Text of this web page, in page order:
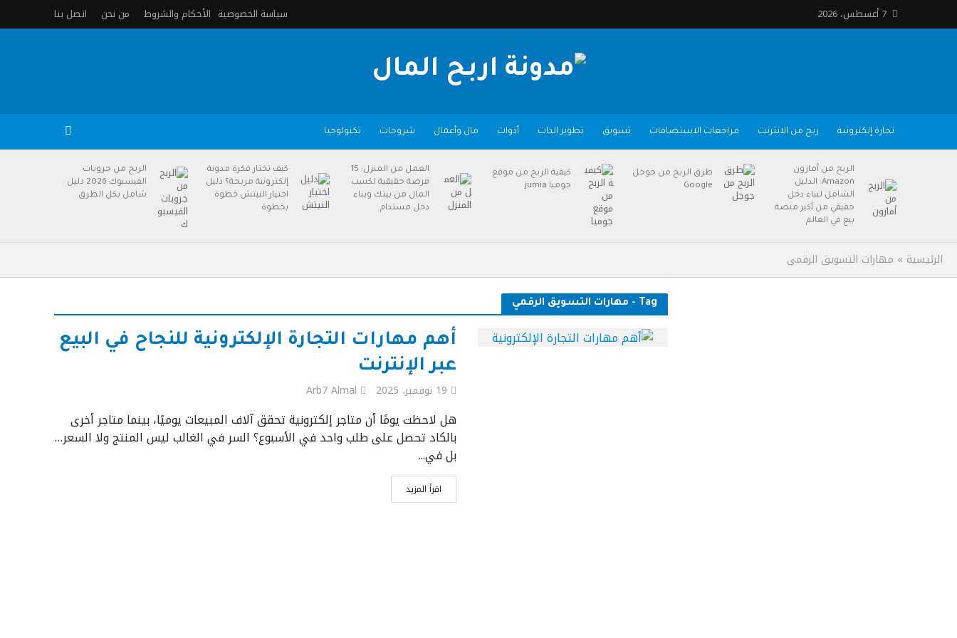
سياسة الخصوصية الأحكام والشروط من نحن اتصل بنا 7 أغسطس، 2026
تجارة إلكترونية ربح من الانترنت مراجعات الاستضافات تسويق تطوير الذات أدوات مال وأعمال شروحات تكنولوجيا
الربح من أمازون
Amazon: الدليل
الشامل لبناء دخل
حقيقي من أكبر منصة
بيع في العالم
طرق الربح من جوجل
Google
كيفية الربح من موقع
جوميا jumia
العمل من المنزل: 15
فرصة حقيقية لكسب
المال من بيتك وبناء
دخل مستدام
كيف تختار فكرة مدونة
إلكترونية مربحة؟ دليل
اختيار النيتش خطوة
بخطوة
الربح من جروبات
الفيسبوك 2026 دليل
شامل بكل الطرق
الرئيسية » مهارات التسويق الرقمي
Tag - مهارات التسويق الرقمي
أهم مهارات التجارة الإلكترونية للنجاح في البيع
عبر الإنترنت
19 نوفمبر، 2025 Arb7 Almal
هل لاحظت يومًا أن متاجر إلكترونية تحقق آلاف المبيعات يوميًا، بينما متاجر أخرى
بالكاد تحصل على طلب واحد في الأسبوع؟ السر في الغالب ليس المنتج ولا السعر…
بل في...
اقرأ المزيد